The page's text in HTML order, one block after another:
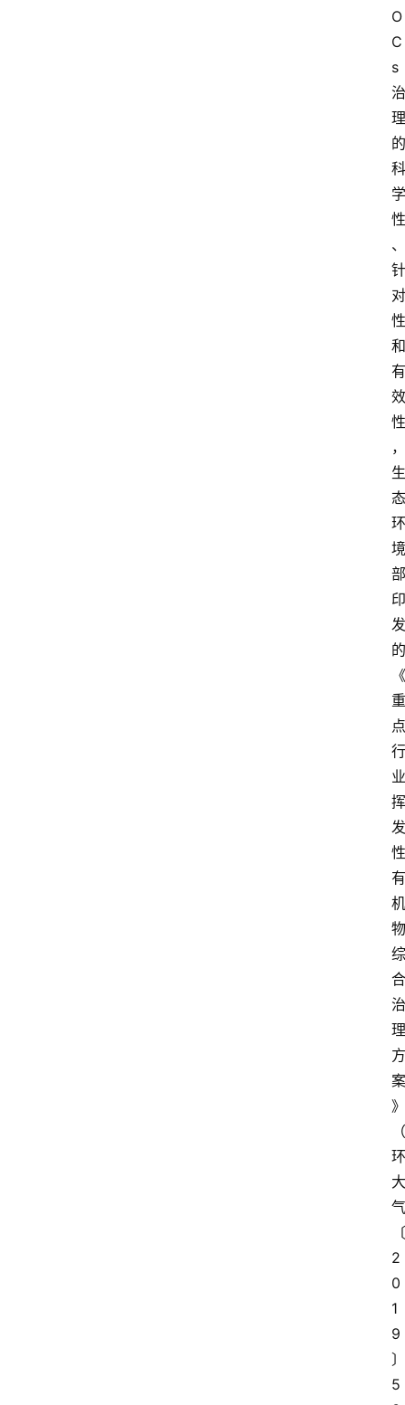
O
C
s
治
理
的
科
学
性
、
针
对
性
和
有
效
性
，
生
态
环
境
部
印
发
的
《
重
点
行
业
挥
发
性
有
机
物
综
合
治
理
方
案
》
（
环
大
气
〔
2
0
1
9
〕
5